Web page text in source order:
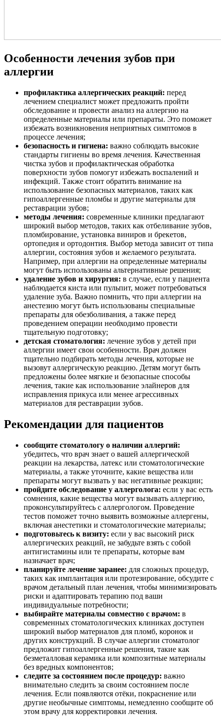
Особенности лечения зубов при
аллергии
профилактика аллергических реакций: перед
лечением специалист может предложить пройти
обследование и провести анализ на аллергию на
определенные материалы или препараты. Это поможет
избежать возникновения неприятных симптомов в
процессе лечения;
безопасность и гигиена: важно соблюдать высокие
стандарты гигиены во время лечения. Качественная
чистка зубов и профилактическая обработка
поверхности зубов помогут избежать воспалений и
инфекций. Также стоит обратить внимание на
использование безопасных материалов, таких как
гипоаллергенные пломбы и другие материалы для
реставрации зубов;
методы лечения: современные клиники предлагают
широкий выбор методов, таких как отбеливание зубов,
пломбирование, установка виниров и брекетов,
ортопедия и ортодонтия. Выбор метода зависит от типа
аллергии, состояния зубов и желаемого результата.
Например, при аллергии на определенные материалы
могут быть использованы альтернативные решения;
удаление зубов и хирургия: в случае, если у пациента
наблюдается киста или пульпит, может потребоваться
удаление зуба. Важно помнить, что при аллергии на
анестезию могут быть использованы специальные
препараты для обезболивания, а также перед
проведением операции необходимо провести
тщательную подготовку;
детская стоматология: лечение зубов у детей при
аллергии имеет свои особенности. Врач должен
тщательно подбирать методы лечения, которые не
вызовут аллергическую реакцию. Детям могут быть
предложены более мягкие и безопасные способы
лечения, такие как использование элайнеров для
исправления прикуса или менее агрессивных
материалов для реставрации зубов.
Рекомендации для пациентов
сообщите стоматологу о наличии аллергий:
убедитесь, что врач знает о вашей аллергической
реакции на лекарства, латекс или стоматологические
материалы, а также уточните, какие вещества или
препараты могут вызвать у вас негативные реакции;
пройдите обследование у аллерголога: если у вас есть
сомнения, какие вещества могут вызывать аллергию,
проконсультируйтесь с аллергологом. Проведение
тестов поможет точно выявить возможные аллергены,
включая анестетики и стоматологические материалы;
подготовьтесь к визиту: если у вас высокий риск
аллергических реакций, не забудьте взять с собой
антигистамины или те препараты, которые вам
назначает врач;
планируйте лечение заранее: для сложных процедур,
таких как имплантация или протезирование, обсудите с
врачом детальный план лечения, чтобы минимизировать
риски и адаптировать терапию под ваши
индивидуальные потребности;
выбирайте материалы совместно с врачом: в
современных стоматологических клиниках доступен
широкий выбор материалов для пломб, коронок и
других конструкций. В случае аллергии стоматолог
предложит гипоаллергенные решения, такие как
безметалловая керамика или композитные материалы
без вредных компонентов;
следите за состоянием после процедур: важно
внимательно следить за своим состоянием после
лечения. Если появляются отёки, покраснение или
другие необычные симптомы, немедленно сообщите об
этом врачу для корректировки лечения.